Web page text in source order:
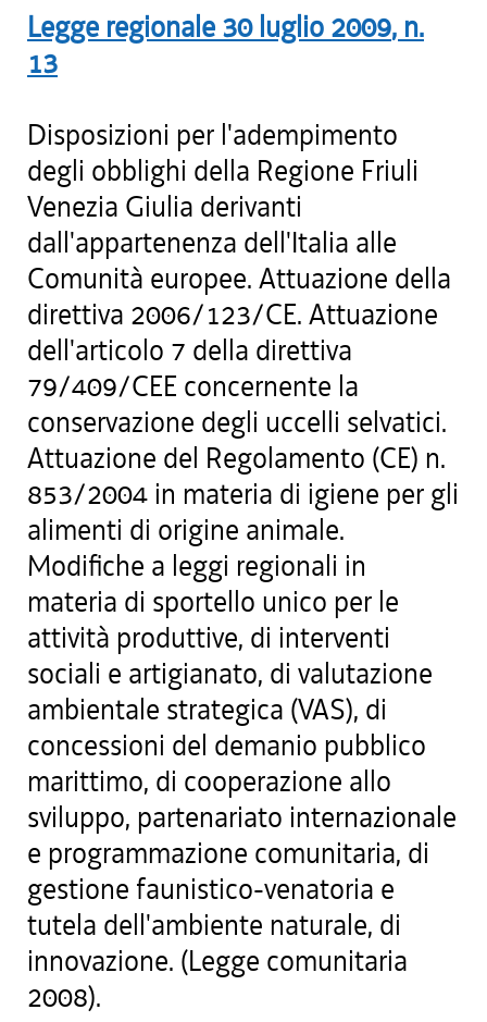
Legge regionale 30 luglio 2009, n.
13
Disposizioni per l'adempimento
degli obblighi della Regione Friuli
Venezia Giulia derivanti
dall'appartenenza dell'Italia alle
Comunità europee. Attuazione della
direttiva 2006/123/CE. Attuazione
dell'articolo 7 della direttiva
79/409/CEE concernente la
conservazione degli uccelli selvatici.
Attuazione del Regolamento (CE) n.
853/2004 in materia di igiene per gli
alimenti di origine animale.
Modifiche a leggi regionali in
materia di sportello unico per le
attività produttive, di interventi
sociali e artigianato, di valutazione
ambientale strategica (VAS), di
concessioni del demanio pubblico
marittimo, di cooperazione allo
sviluppo, partenariato internazionale
e programmazione comunitaria, di
gestione faunistico-venatoria e
tutela dell'ambiente naturale, di
innovazione. (Legge comunitaria
2008).